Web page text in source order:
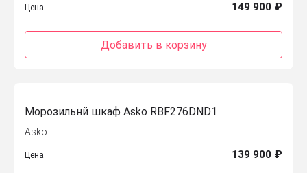
Цена 149 900 ₽
Добавить в корзину
Морозильнй шкаф Asko RBF276DND1
Asko
Цена 139 900 ₽